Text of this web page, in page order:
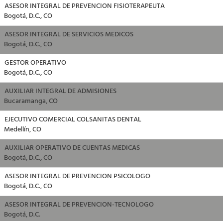
ASESOR INTEGRAL DE PREVENCION FISIOTERAPEUTA
Bogotá, D.C., CO
ASESOR INTEGRAL DE SERVICIOS MEDICOS
Bogotá, D.C., CO
GESTOR OPERATIVO
Bogotá, D.C., CO
AUXILIAR INTEGRAL DE ADMISIONES
Bucaramanga, CO
EJECUTIVO COMERCIAL COLSANITAS DENTAL
Medellín, CO
AUXILIAR OPERATIVO DE CUENTAS MEDICAS
Bogotá, D.C., CO
ASESOR INTEGRAL DE PREVENCION PSICOLOGO
Bogotá, D.C., CO
ASESOR INTEGRAL DE PREVENCION-TECNOLOGO
Bogotá, D.C.